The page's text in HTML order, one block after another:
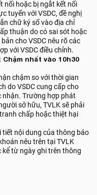
nối hoặc bị ngắt kết nối
tuyến với VSDC, đề nghị
chữ ký số vào địa chỉ
thuận do có sai sót hoặc
cho VSDC nêu rõ các
với VSDC điều chỉnh.
nhất vào 10h30
chậm so với thời gian
do VSDC cung cấp cho
nhận. Trường hợp phát
sở hữu, TVLK sẽ phải
chấp hoặc thiệt hại
tiết nội dung của thông báo
nêu trên tại TVLK
từ ngày ghi trên thông